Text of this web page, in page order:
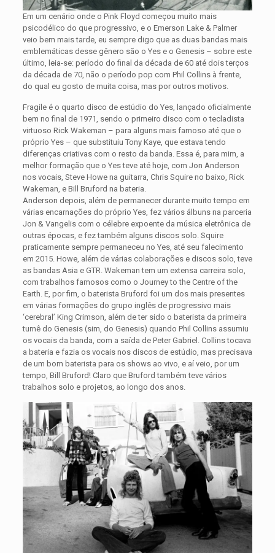
Em um cenário onde o Pink Floyd começou muito mais
psicodélico do que progressivo, e o Emerson Lake & Palmer
veio bem mais tarde, eu sempre digo que as duas bandas mais
emblemáticas desse gênero são o Yes e o Genesis – sobre este
último, leia-se: período do final da década de 60 até dois terços
da década de 70, não o período pop com Phil Collins à frente,
do qual eu gosto de muita coisa, mas por outros motivos.
Fragile é o quarto disco de estúdio do Yes, lançado oficialmente
bem no final de 1971, sendo o primeiro disco com o tecladista
virtuoso Rick Wakeman – para alguns mais famoso até que o
próprio Yes – que substituiu Tony Kaye, que estava tendo
diferenças criativas com o resto da banda. Essa é, para mim, a
melhor formação que o Yes teve até hoje, com Jon Anderson
nos vocais, Steve Howe na guitarra, Chris Squire no baixo, Rick
Wakeman, e Bill Bruford na bateria.
Anderson depois, além de permanecer durante muito tempo em
várias encarnações do próprio Yes, fez vários álbuns na parceria
Jon & Vangelis com o célebre expoente da música eletrônica de
outras épocas, e fez também alguns discos solo. Squire
praticamente sempre permaneceu no Yes, até seu falecimento
em 2015. Howe, além de várias colaborações e discos solo, teve
as bandas Asia e GTR. Wakeman tem um extensa carreira solo,
com trabalhos famosos como o Journey to the Centre of the
Earth. E, por fim, o baterista Bruford foi um dos mais presentes
em várias formações do grupo inglês de progressivo mais
‘cerebral’ King Crimson, além de ter sido o baterista da primeira
turnê do Genesis (sim, do Genesis) quando Phil Collins assumiu
os vocais da banda, com a saída de Peter Gabriel. Collins tocava
a bateria e fazia os vocais nos discos de estúdio, mas precisava
de um bom baterista para os shows ao vivo, e aí veio, por um
tempo, Bill Bruford! Claro que Bruford também teve vários
trabalhos solo e projetos, ao longo dos anos.